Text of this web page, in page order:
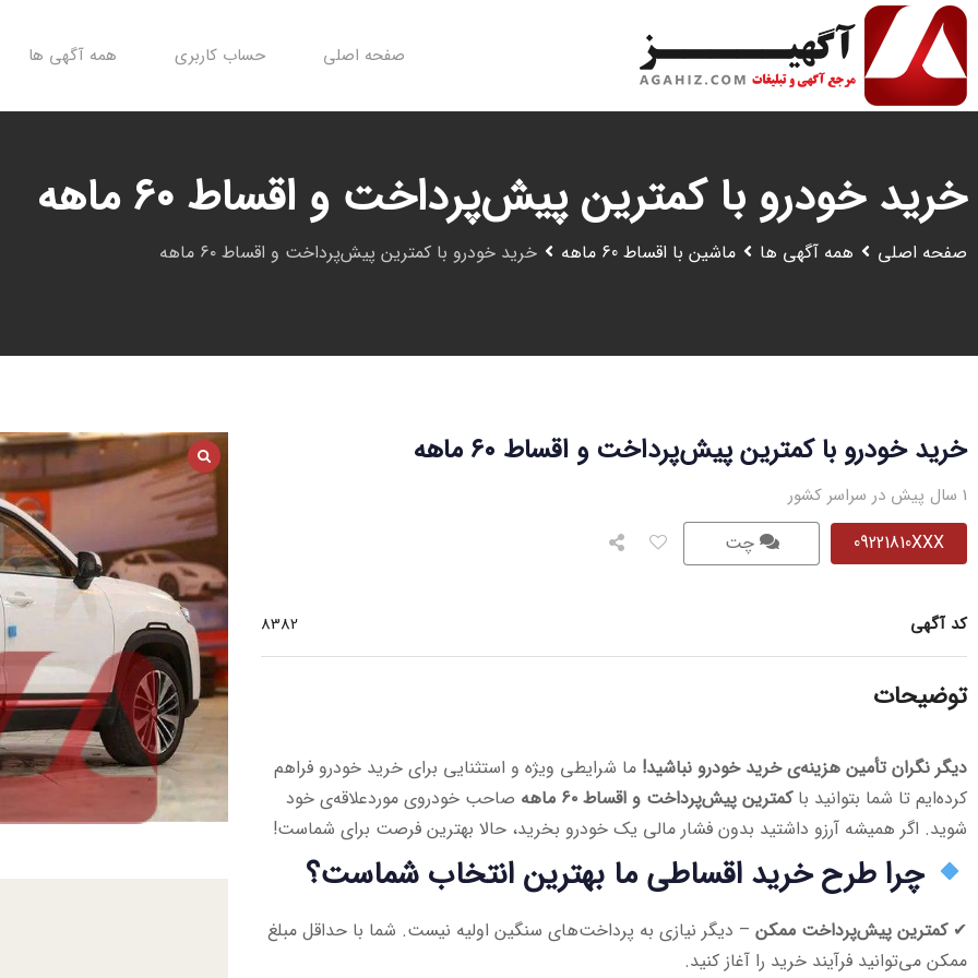
پرش
محتوا
صفحه اصلی حساب کاربری همه آگهی ها
خرید خودرو با کمترین پیش‌پرداخت و اقساط ۶۰ ماهه
صفحه اصلی همه آگهی ها ماشین با اقساط 60 ماهه خرید خودرو با کمترین پیش‌پرداخت و اقساط ۶۰ ماهه
خرید خودرو با کمترین پیش‌پرداخت و اقساط ۶۰ ماهه
1 سال پیش در سراسر کشور
09221810XXX چت
کد آگهی 8382
توضیحات
دیگر نگران تأمین هزینه‌ی خرید خودرو نباشید! ما شرایطی ویژه و استثنایی برای خرید خودرو فراهم
کرده‌ایم تا شما بتوانید باکمترین پیش‌پرداخت و اقساط ۶۰ ماهه
صاحب خودروی موردعلاقه‌ی خود
شوید. اگر همیشه آرزو داشتید بدون فشار مالی یک خودرو بخرید، حالا بهترین فرصت برای شماست!
چرا طرح خرید اقساطی ما بهترین انتخاب شماست؟
✔کمترین پیش‌پرداخت ممکن – دیگر نیازی به پرداخت‌های سنگین اولیه نیست. شما با حداقل مبلغ
ممکن می‌توانید فرآیند خرید را آغاز کنید.